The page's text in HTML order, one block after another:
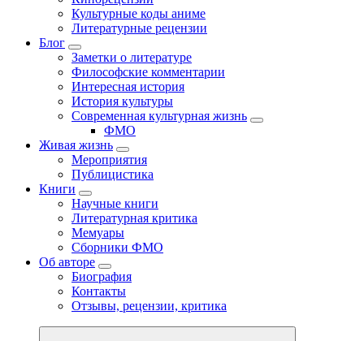
Культурные коды аниме
Литературные рецензии
Блог
Заметки о литературе
Философские комментарии
Интересная история
История культуры
Современная культурная жизнь
ФМО
Живая жизнь
Мероприятия
Публицистика
Книги
Научные книги
Литературная критика
Мемуары
Сборники ФМО
Об авторе
Биография
Контакты
Отзывы, рецензии, критика